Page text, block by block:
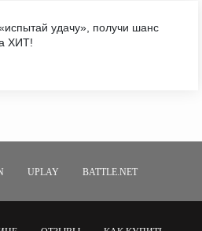
удачу», получи шанс
ХИТ!
UPLAY BATTLE.NET